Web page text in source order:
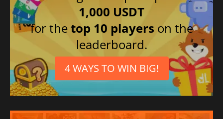
1,000 USDT
for thetop 10 players on the
leaderboard.
4 WAYS TO WIN BIG!